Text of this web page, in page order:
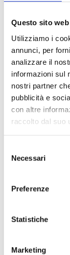
Questo sito
Utilizziamo i
annunci, per
analizzare il
informazioni sul
nostri partner
pubblicità e
con altre
raccolto dal suo
delNecessari
Preferenze
Statistiche
Marketing
Albergo
Pontedera
0587